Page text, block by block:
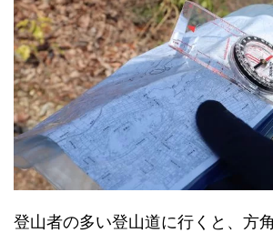
登山者の多い登山道に行くと、方